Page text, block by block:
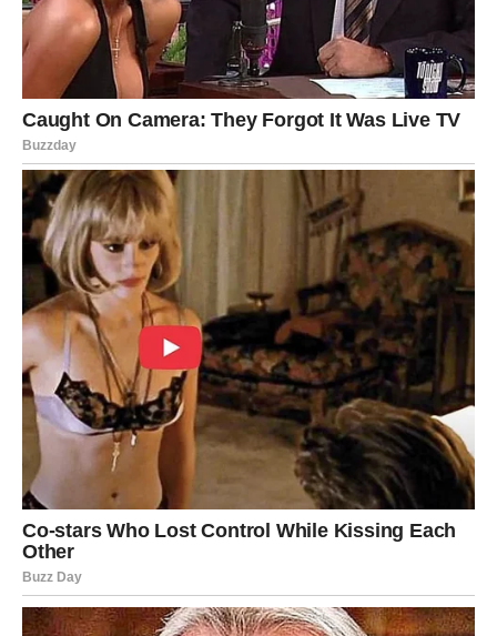
Najviše razloga za zadovoljstvo imaće Ribe, kojima stiže
najveće iznenađenje,
Strijelčevi, kojima sudbina šalje
važnu priliku, teRakovi
, kojima dolazi događaj koji vraća
osmijeh na lice.
Zvijezde poručuju da se najbolje stvari često događaju
onda kada ih najmanje očekujemo. Zato budite spremni –
sutra bi moglo donijeti nešto što će vas iskreno
obradovati.